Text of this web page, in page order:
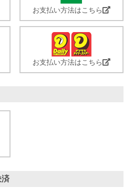
お支払い方法はこちら
お支払い方法はこちら